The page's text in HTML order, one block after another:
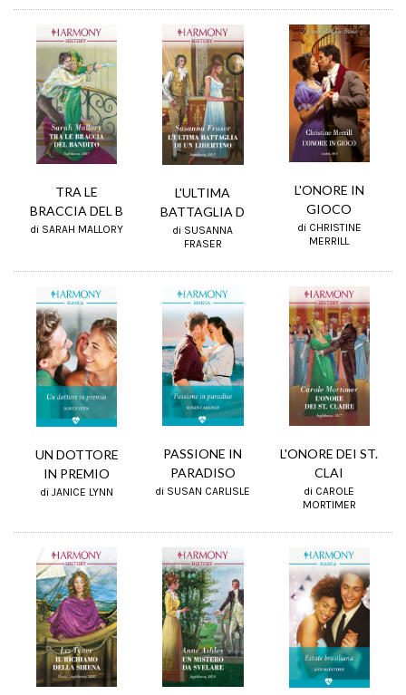
TRA LE
BRACCIA DEL B
di SARAH MALLORY
L'ULTIMA
BATTAGLIA D
di SUSANNA
FRASER
L'ONORE IN
GIOCO
di CHRISTINE
MERRILL
UN DOTTORE
IN PREMIO
di JANICE LYNN
PASSIONE IN
PARADISO
di SUSAN CARLISLE
L'ONORE DEI ST.
CLAI
di CAROLE
MORTIMER